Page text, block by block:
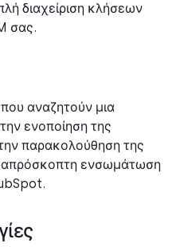
διαχείριση κλήσεων
σας.
αναζητούν μια
ενοποίηση της
παρακολούθηση της
ενσωμάτωση